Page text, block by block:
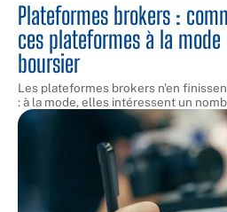
Plateformes brokers :
ces plateformes à la
boursier
Les plateformes brokers n'en
: à la mode, elles intéressent un